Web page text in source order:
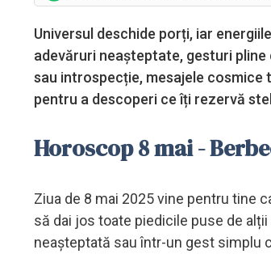
Universul deschide porți, iar
adevăruri neașteptate, gesturi pline
sau introspecție, mesajele cosmice
pentru a descoperi ce îți rezervă
Horoscop 8 mai -
Ziua de 8 mai 2025 vine pentru tine
să dai jos toate piedicile puse de
neașteptată sau într-un gest simplu